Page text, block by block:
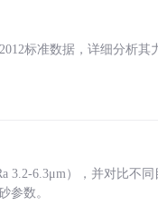
标准数据，详细分析其
3.2-6.3μm），并对比不同
参数。